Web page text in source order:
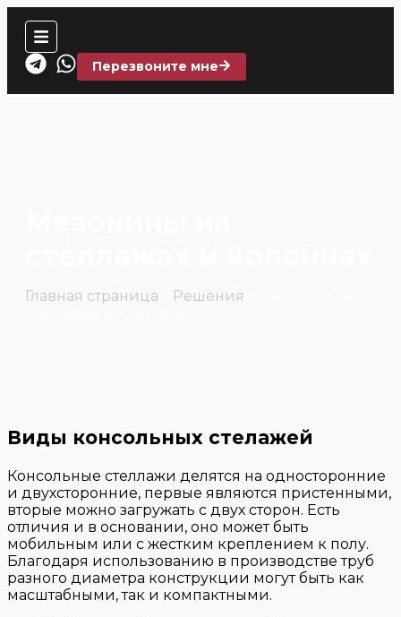
Перезвоните мне
Главная страница Решения
Виды консольных стелажей
Консольные стеллажи делятся на односторонние
и двухсторонние, первые являются пристенными,
вторые можно загружать с двух сторон. Есть
отличия и в основании, оно может быть
мобильным или с жестким креплением к полу.
Благодаря использованию в производстве труб
разного диаметра конструкции могут быть как
масштабными, так и компактными.